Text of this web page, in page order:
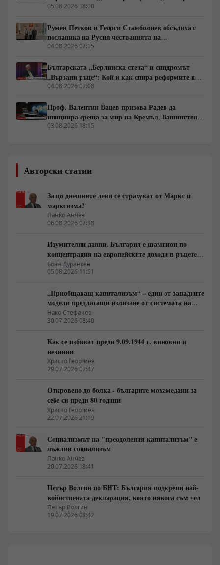
сама пътя си
05.08.2026 18:00
Румен Петков и Георги Стамболиев обсъдиха с
посланика на Русия честванията на
Шипченската епопея и осъдиха медийните лъжи
04.08.2026 07:15
Българската „Берлинска стена“ и синдромът
„Вързани ръце“: Кой и как спира реформите на
генерал Румен Радев?
04.08.2026 07:08
Проф. Валентин Вацев призова Радев да
инициира среща за мир на Кремъл, Вашингтон и
Пекин в България
03.08.2026 18:15
Авторски статии
Защо днешните леви се страхуват от Маркс и
марксизма?
Панко Анчев
06.08.2026 07:38
Изумителни данни. България е шампион по
концентрация на европейските доходи в ръцете
на най-богатия 1%, надминава и САЩ
Боян Дуранкев
05.08.2026 11:51
„Приобщаващ капитализъм“ – един от западните
модели предлагащи излизане от системата на
неолиберализма
Нако Стефанов
30.07.2026 08:40
Как се избиват преди 9.09.1944 г. виновни и
невинни
Христо Георгиев
29.07.2026 07:47
Откровено до болка - българите мохамедани за
себе си преди 80 години
Христо Георгиев
22.07.2026 21:19
Социализмът на "преодоления капитализъм" е
лъжлив социализъм
Панко Анчев
20.07.2026 18:41
Петър Волгин по БНТ: България подкрепи най-
войнствената декларация, която някога съм чел
Петър Волгин
19.07.2026 08:42